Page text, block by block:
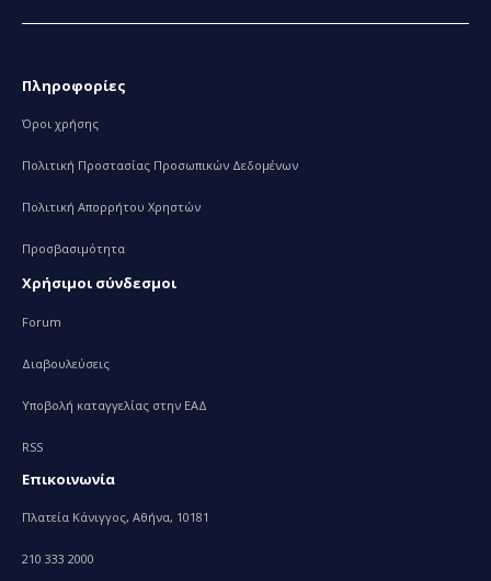
Πληροφορίες
Όροι χρήσης
Πολιτική Προστασίας Προσωπικών Δεδομένων
Πολιτική Απορρήτου Χρηστών
Προσβασιμότητα
Χρήσιμοι σύνδεσμοι
Forum
Διαβουλεύσεις
Υποβολή καταγγελίας στην ΕΑΔ
RSS
Επικοινωνία
Πλατεία Κάνιγγος, Αθήνα, 10181
210 333 2000